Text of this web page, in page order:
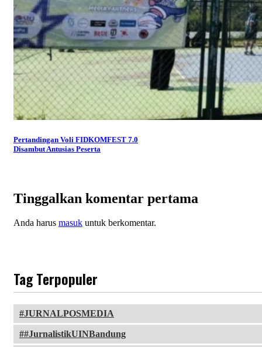
Pertandingan Voli FIDKOMFEST 7.0
Disambut Antusias Peserta
Tinggalkan komentar pertama
Anda harus masuk untuk berkomentar.
Tag Terpopuler
JURNALPOSMEDIA
#JurnalistikUINBandung